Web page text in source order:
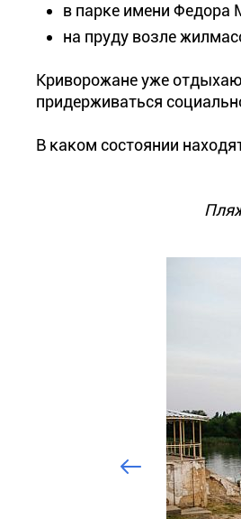
в парке имени Федора
на пруду возле
Криворожане уже
придерживаться
В каком состоянии